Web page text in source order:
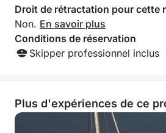
Droit de rétractation pour cette
Non. En savoir plus
Conditions de réservation
Skipper professionnel inclus
Plus d'expériences de ce